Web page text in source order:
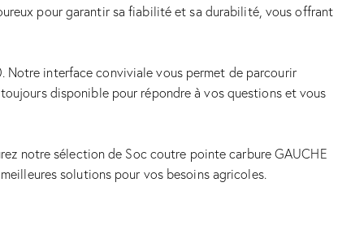
pour garantir sa fiabilité et sa durabilité, vous offrant
Notre interface conviviale vous permet de parcourir
disponible pour répondre à vos questions et vous
notre sélection de Soc coutre pointe carbure GAUCHE
solutions pour vos besoins agricoles.